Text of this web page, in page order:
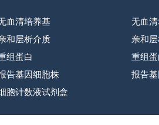
血清培养基
和层析介质
组蛋白
告基因细胞株
胞计数液试剂盒
无血
亲和
重组
报告